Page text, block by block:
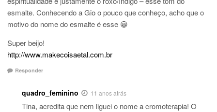
esmalte. Conhecendo a Gio o pouco que conheço, acho que o
motivo do nome do esmalte é esse 😀
Super beijo!
http://www.makecoisaetal.com.br
Responder
quadro_feminino 11 anos atrás
Tina, acredita que nem liguei o nome a cromoterapia! O